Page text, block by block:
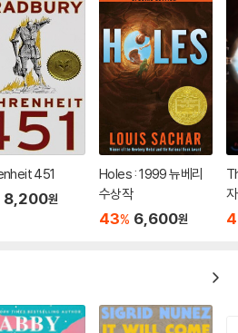
451
8,200원
Holes : 1999 뉴베리
수상작
43% 6,600원
자